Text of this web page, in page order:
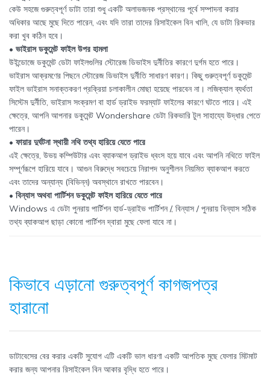
কেউ সহজে গুরুত্বপূর্ণ ডাটা তারা শুধু একটি অলাভজনক প্রস্থানের পূর্বে সম্পাদনা করার
অধিকার আছে মুছে দিতে পারেন, এবং যদি তারা তাদের রিসাইকেল বিন খালি, যে ডাটা রিকভার
করা খুব কঠিন হবে।
• ভাইরাস ডকুমেন্ট ফাইল উপর হামলা
উইন্ডোজে ডকুমেন্ট ডেটা ফাইলগুলির স্টোরেজ ডিভাইস দুর্নীতির কারণে দুর্গম হতে পারে।
ভাইরাস আক্রমণের পিছনে স্টোরেজ ডিভাইস দুর্নীতি সাধারণ কারণ। কিছু গুরুত্বপূর্ণ ডকুমেন্ট
ফাইল ভাইরাস সনাক্তকরণ প্রক্রিয়া চলাকালীন মোছা হয়েছে পারবেন না। লজিক্যাল ব্যর্থতা
সিস্টেম দুর্নীতি, ভাইরাস সংক্রমণ বা হার্ড ড্রাইভ ফরম্যাট ফাইলের কারণে ঘটতে পারে। এই
ক্ষেত্রে, আপনি আপনার ডকুমেন্ট Wondershare ডেটা রিকভারি টুল সাহায্যে উদ্ধার পেতে
পারেন।
• ফায়ার দুর্ঘটনা স্থায়ী নথি তথ্য হারিয়ে যেতে পারে
এই ক্ষেত্রে, উভয় কম্পিউটার এবং ব্যাকআপ ড্রাইভ ধ্বংস হয়ে যাবে এবং আপনি নথিতে ফাইল
সম্পূর্ণরূপে হারিয়ে যাবে। আগুন বিরুদ্ধে সবচেয়ে নিরাপদ অনুশীলন নিয়মিত ব্যাকআপ করতে
এবং তাদের অন্যান্য (বিভিন্ন) অবস্থানে রাখতে পারবেন।
• বিন্যাস অথবা পার্টিশন ডকুমেন্ট ফাইল হারিয়ে যেতে পারে
Windows এ ডেটা পুনরায় পার্টিশন হার্ড-ড্রাইভ পার্টিশন /, বিন্যাস / পুনরায় বিন্যাস সঠিক
তথ্য ব্যাকআপ ছাড়া কোনো পার্টিশন দ্বারা মুছে ফেলা যাবে না।
কিভাবে এড়ানোগুরুত্বপূর্ণ কাগজপত্র
হারানো
ডাটাবেসের বের করার একটি সুযোগ এটি একটি ভাল ধারণা একটি আপতিক মুছে ফেলার মিটমাট
করার জন্য আপনার রিসাইকেল বিন আকার বৃদ্ধি হতে পারে।